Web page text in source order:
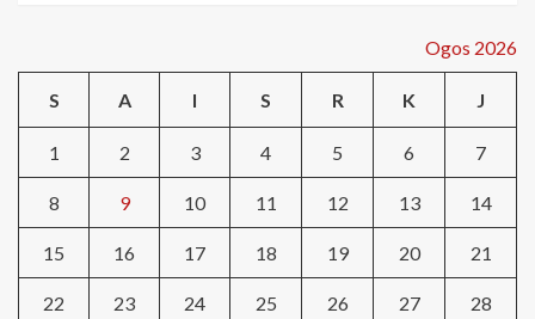
Ogos 2026
S A I S R K J
1 2 3 4 5 6 7
8 9 10 11 12 13 14
15 16 17 18 19 20 21
22 23 24 25 26 27 28